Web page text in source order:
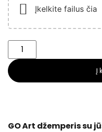
Įkelkite failus čia
Į
GO Art džemperis su